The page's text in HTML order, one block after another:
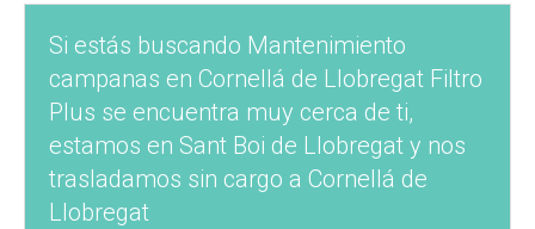
Si estás buscando Mantenimiento
campanas en Cornellá de Llobregat Filtro
Plus se encuentra muy cerca de ti,
estamos en Sant Boi de Llobregat y nos
trasladamos sin cargo a Cornellá de
Llobregat